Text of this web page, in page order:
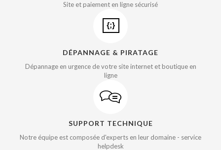
Site et paiement en ligne sécurisé
DÉPANNAGE & PIRATAGE
Dépannage en urgence de votre site internet et boutique en
ligne
SUPPORT TECHNIQUE
Notre équipe est composée d'experts en leur domaine - service
helpdesk